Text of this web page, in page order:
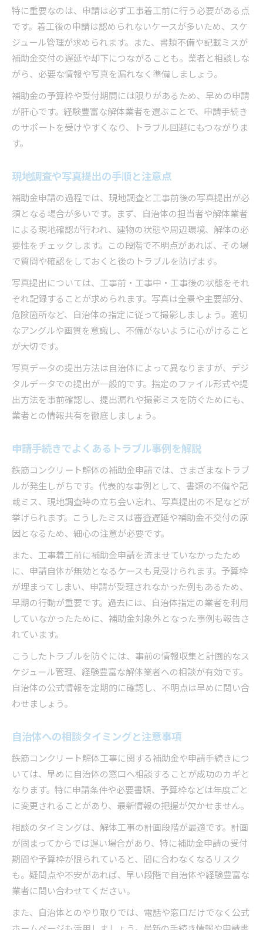
特に重要なのは、申請は必ず工事着工前に行う必要がある点
です。着工後の申請は認められないケースが多いため、スケ
ジュール管理が求められます。また、書類不備や記載ミスが
補助金交付の遅延や却下につながることも。業者と相談しな
がら、必要な情報や写真を漏れなく準備しましょう。
補助金の予算枠や受付期間には限りがあるため、早めの申請
が肝心です。経験豊富な解体業者を選ぶことで、申請手続き
のサポートを受けやすくなり、トラブル回避にもつながりま
す。
現地調査や写真提出の手順と注意点
補助金申請の過程では、現地調査と工事前後の写真提出が必
須となる場合が多いです。まず、自治体の担当者や解体業者
による現地確認が行われ、建物の状態や周辺環境、解体の必
要性をチェックします。この段階で不明点があれば、その場
で質問や確認をしておくと後のトラブルを防げます。
写真提出については、工事前・工事中・工事後の状態をそれ
ぞれ記録することが求められます。写真は全景や主要部分、
危険箇所など、自治体の指定に従って撮影しましょう。適切
なアングルや画質を意識し、不備がないように心がけること
が大切です。
写真データの提出方法は自治体によって異なりますが、デジ
タルデータでの提出が一般的です。指定のファイル形式や提
出方法を事前確認し、提出漏れや撮影ミスを防ぐためにも、
業者との情報共有を徹底しましょう。
申請手続きでよくあるトラブル事例を解説
鉄筋コンクリート解体の補助金申請では、さまざまなトラブ
ルが発生しがちです。代表的な事例として、書類の不備や記
載ミス、現地調査時の立ち会い忘れ、写真提出の不足などが
挙げられます。こうしたミスは審査遅延や補助金不交付の原
因となるため、細心の注意が必要です。
また、工事着工前に補助金申請を済ませていなかったため
に、申請自体が無効となるケースも見受けられます。予算枠
が埋まってしまい、申請が受理されなかった例もあるため、
早期の行動が重要です。過去には、自治体指定の業者を利用
していなかったために、補助金対象外となった事例も報告さ
れています。
こうしたトラブルを防ぐには、事前の情報収集と計画的なス
ケジュール管理、経験豊富な解体業者への相談が有効です。
自治体の公式情報を定期的に確認し、不明点は早めに問い合
わせましょう。
自治体への相談タイミングと注意事項
鉄筋コンクリート解体工事に関する補助金や申請手続きにつ
いては、早めに自治体の窓口へ相談することが成功のカギと
なります。特に申請条件や必要書類、予算枠などは年度ごと
に変更されることがあり、最新情報の把握が欠かせません。
相談のタイミングは、解体工事の計画段階が最適です。計画
が固まってからでは遅い場合があり、特に補助金申請の受付
期間や予算枠が限られていると、間に合わなくなるリスク
も。疑問点や不安があれば、早い段階で自治体や経験豊富な
業者に問い合わせてください。
また、自治体とのやり取りでは、電話や窓口だけでなく公式